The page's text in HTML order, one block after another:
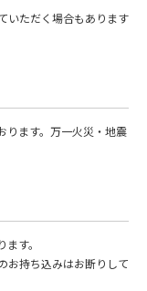
いただく場合もあります
ります。万一火災・地震
す。
お持ち込みはお断りして